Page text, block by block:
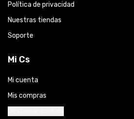
Política de privacidad
Nuestras tiendas
Soporte
Mi Cs
Mi cuenta
Mis compras